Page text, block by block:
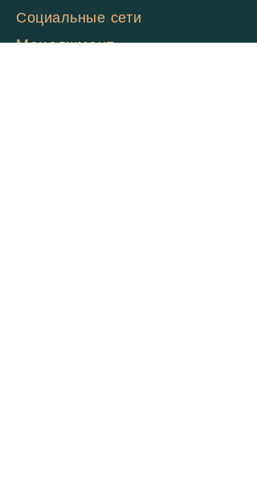
Социальные сети
Менеджмент